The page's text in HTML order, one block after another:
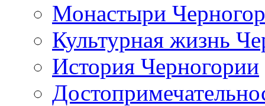
Монастыри
Культурная жизнь
История Черногории